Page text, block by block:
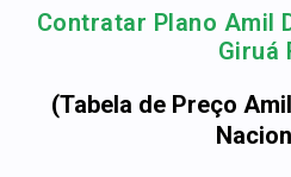
Contratar Plano Amil
Giruá
(Tabela de Preço